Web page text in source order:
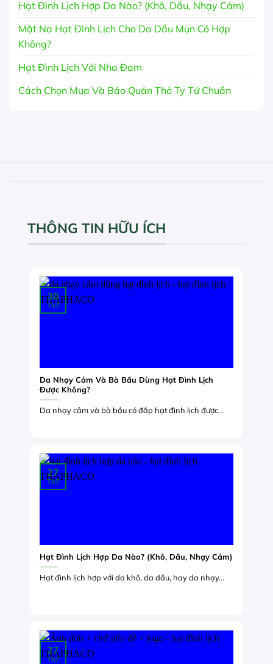
Hạt Đình Lịch Hợp Da Nào? (Khô, Dầu, Nhạy Cảm)
Mặt Nạ Hạt Đình Lịch Cho Da Dầu Mụn Có Hợp
Không?
Hạt Đình Lịch Với Nha Đam
Cách Chọn Mua Và Bảo Quản Thỏ Ty Tử Chuẩn
THÔNG TIN HỮU ÍCH
Da Nhạy Cảm Và Bà Bầu Dùng Hạt Đình Lịch
Được Không?
Da nhạy cảm và bà bầu có đắp hạt đình lịch được...
30
Th7
Hạt Đình Lịch Hợp Da Nào? (Khô, Dầu, Nhạy Cảm)
Hạt đình lịch hợp với da khô, da dầu, hay da nhạy...
27
Th7
27
Th7